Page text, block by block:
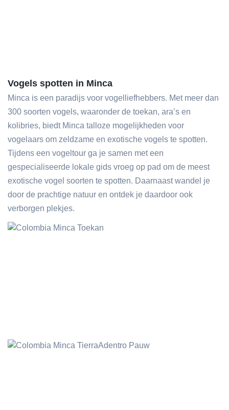
Vogels spotten in Minca
Minca is een paradijs voor vogelliefhebbers. Met meer dan
300 soorten vogels, waaronder de toekan, ara’s en
kolibries, biedt Minca talloze mogelijkheden voor
vogelaars om zeldzame en exotische vogels te spotten.
Tijdens een vogeltour ga je samen met een
gespecialiseerde lokale gids vroeg op pad om de meest
exotische vogel soorten te spotten. Daarnaast wandel je
door de prachtige natuur en ontdek je daardoor ook
verborgen plekjes.